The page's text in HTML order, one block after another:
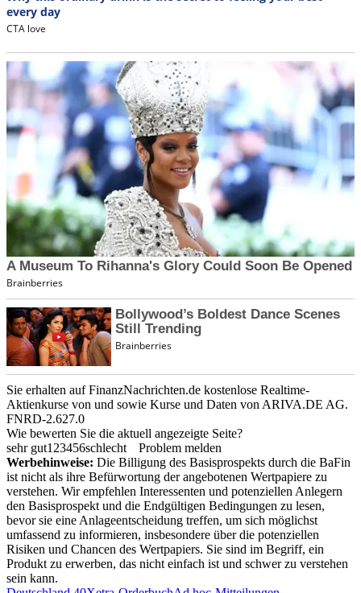
Sie erhalten auf FinanzNachrichten.de kostenlose Realtime-
Aktienkurse von und sowie Kurse und Daten von ARIVA.DE AG.
FNRD-2.627.0
Wie bewerten Sie die aktuell angezeigte Seite?
sehr gut1 23456schlecht
Problem melden
Werbehinweise: Die Billigung des Basisprospekts durch die BaFin
ist nicht als ihre Befürwortung der angebotenen Wertpapiere zu
verstehen. Wir empfehlen Interessenten und potenziellen Anlegern
den Basisprospekt und die Endgültigen Bedingungen zu lesen,
bevor sie eine Anlageentscheidung treffen, um sich möglichst
umfassend zu informieren, insbesondere über die potenziellen
Risiken und Chancen des Wertpapiers. Sie sind im Begriff, ein
Produkt zu erwerben, das nicht einfach ist und schwer zu verstehen
sein kann.